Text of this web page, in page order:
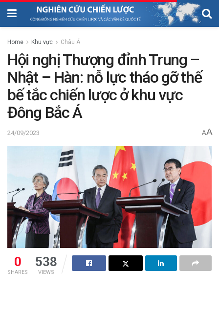
Home Khu vực Châu Á
Hội nghị Thượng đỉnh Trung –
Nhật – Hàn: nỗ lực tháo gỡ thế
bế tắc chiến lược ở khu vực
Đông Bắc Á
24/09/2023 AA
0
SHARES
538
VIEWS